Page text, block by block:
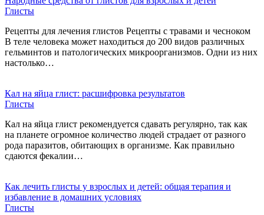
Глисты
Рецепты для лечения глистов Рецепты с травами и чесноком
В теле человека может находиться до 200 видов различных
гельминтов и патологических микроорганизмов. Одни из них
настолько…
Кал на яйца глист: расшифровка результатов
Глисты
Кал на яйца глист рекомендуется сдавать регулярно, так как
на планете огромное количество людей страдает от разного
рода паразитов, обитающих в организме. Как правильно
сдаются фекалии…
Как лечить глисты у взрослых и детей: общая терапия и
избавление в домашних условиях
Глисты